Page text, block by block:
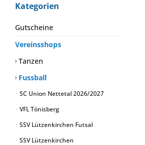
Kategorien
Gutscheine
Vereinsshops
Tanzen
Fussball
SC Union Nettetal 2026/2027
VFL Tönisberg
SSV Lützenkirchen Futsal
SSV Lützenkirchen